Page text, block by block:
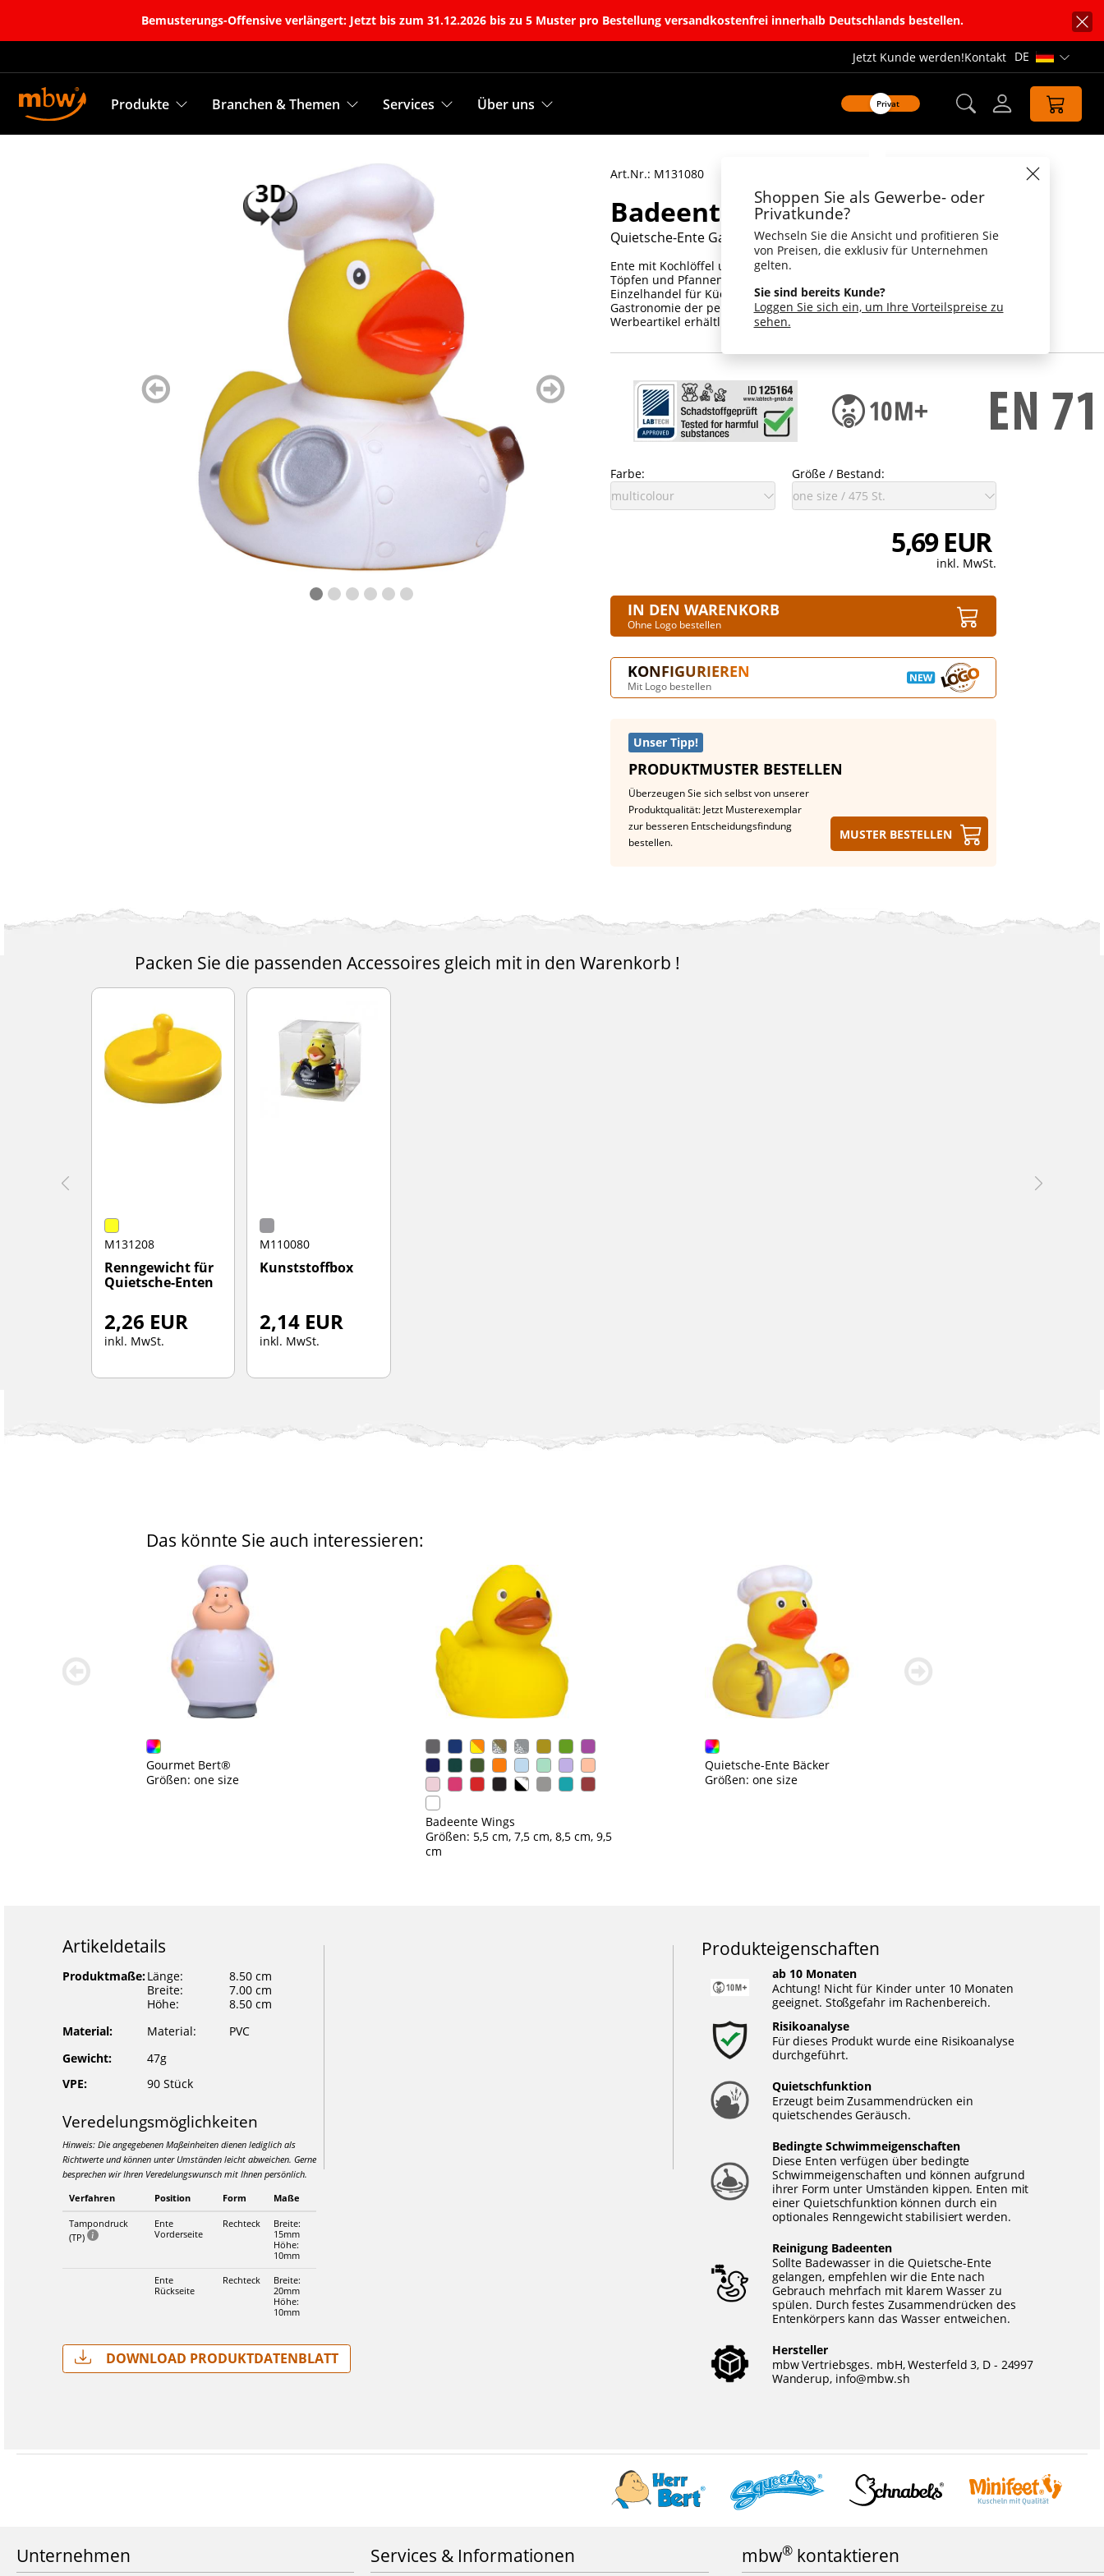
Bemusterungs-Offensive verlängert: Jetzt bis zum 31.12.2026 bis zu 5 Muster pro Bestellung versandkostenfrei innerhalb Deutschlands bestellen.
Jetzt Kunde werden!Kontakt DE
Produkte Branchen & Themen Services Über uns Privat
Shoppen Sie als Gewerbe- oder
Privatkunde?
Wechseln Sie die Ansicht und profitieren Sie
von Preisen, die exklusiv für Unternehmen
gelten.
Sie sind bereits Kunde?
Loggen Sie sich ein, um Ihre Vorteilspreise zu
sehen.
zurück
blättern
weiter
blättern
Art.Nr.: M131080
Badeente Koch
Quietsche-Ente Gastronomie
Ente mit Kochlöffel und Bratpfanne. Für Kochschulen, Hersteller von
Töpfen und Pfannen, den Buchhandel für Kochbücher und den
Einzelhandel für Küchen und Küchenbedarf sowie für die
Gastronomie der perfekte Werbeartikel. Optional auch als bedruckter
Werbeartikel erhältlich.
Farbe: Größe / Bestand:
5,69 EUR
inkl. MwSt.
IN DEN WARENKORB
Ohne Logo bestellen
KONFIGURIEREN
Mit Logo bestellen
Unser Tipp!
PRODUKTMUSTER BESTELLEN
Überzeugen Sie sich selbst von unserer
Produktqualität: Jetzt Musterexemplar
zur besseren Entscheidungsfindung
bestellen.
Muster bestellen
Packen Sie die passenden Accessoires gleich mit in den Warenkorb !
M131208
Renngewicht für
Quietsche-Enten
2,26 EUR
inkl. MwSt.
M110080
Kunststoffbox
2,14 EUR
inkl. MwSt.
Das könnte Sie auch interessieren:
Gourmet Bert®
Größen: one size
Badeente Wings
Größen: 5,5 cm, 7,5 cm, 8,5 cm, 9,5
cm
Quietsche-Ente Bäcker
Größen: one size
Artikeldetails
Produktmaße:Länge:
8.50 cm
Breite:
7.00 cm
Höhe:
8.50 cm
Material:
Material:
PVC
Gewicht:
47g
VPE:
90 Stück
Veredelungsmöglichkeiten
Hinweis: Die angegebenen Maßeinheiten dienen lediglich als
Richtwerte und können unter Umständen leicht abweichen. Gerne
besprechen wir Ihren Veredelungswunsch mit Ihnen persönlich.
Verfahren Position Form Maße
Tampondruck
(TP)
Ente
Vorderseite
Rechteck
Breite:
15mm
Höhe:
10mm
Ente
Rückseite
Rechteck
Breite:
20mm
Höhe:
10mm
Download Produktdatenblatt
Produkteigenschaften
ab 10 Monaten
Achtung! Nicht für Kinder unter 10 Monaten
geeignet. Stoßgefahr im Rachenbereich.
Risikoanalyse
Für dieses Produkt wurde eine Risikoanalyse
durchgeführt.
Quietschfunktion
Erzeugt beim Zusammendrücken ein
quietschendes Geräusch.
Bedingte Schwimmeigenschaften
Diese Enten verfügen über bedingte
Schwimmeigenschaften und können aufgrund
ihrer Form unter Umständen kippen. Enten mit
einer Quietschfunktion können durch ein
optionales Renngewicht stabilisiert werden.
Reinigung Badeenten
Sollte Badewasser in die Quietsche-Ente
gelangen, empfehlen wir die Ente nach
Gebrauch mehrfach mit klarem Wasser zu
spülen. Durch festes Zusammendrücken des
Entenkörpers kann das Wasser entweichen.
Hersteller
mbw Vertriebsges. mbH, Westerfeld 3, D - 24997
Wanderup, info@mbw.sh
Unternehmen Services & Informationen mbw®kontaktieren